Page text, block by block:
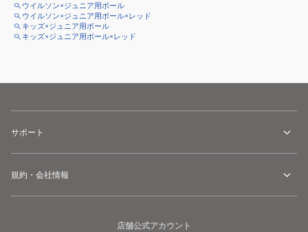
ウイルソン×ジュニア用ボール
ウイルソン×ジュニア用ボール×レッド
キッズ×ジュニア用ボール
キッズ×ジュニア用ボール×レッド
サポート
規約・会社情報
店舗公式アカウント